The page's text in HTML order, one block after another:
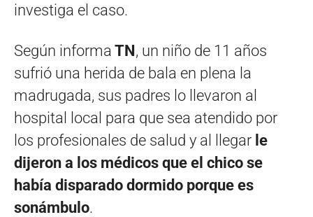
investiga el caso.
Según informa TN, un niño de 11 años
sufrió una herida de bala en plena la
madrugada, sus padres lo llevaron al
hospital local para que sea atendido por
los profesionales de salud y al llegar le
dijeron a los médicos que el chico se
había disparado dormido porque es
sonámbulo.